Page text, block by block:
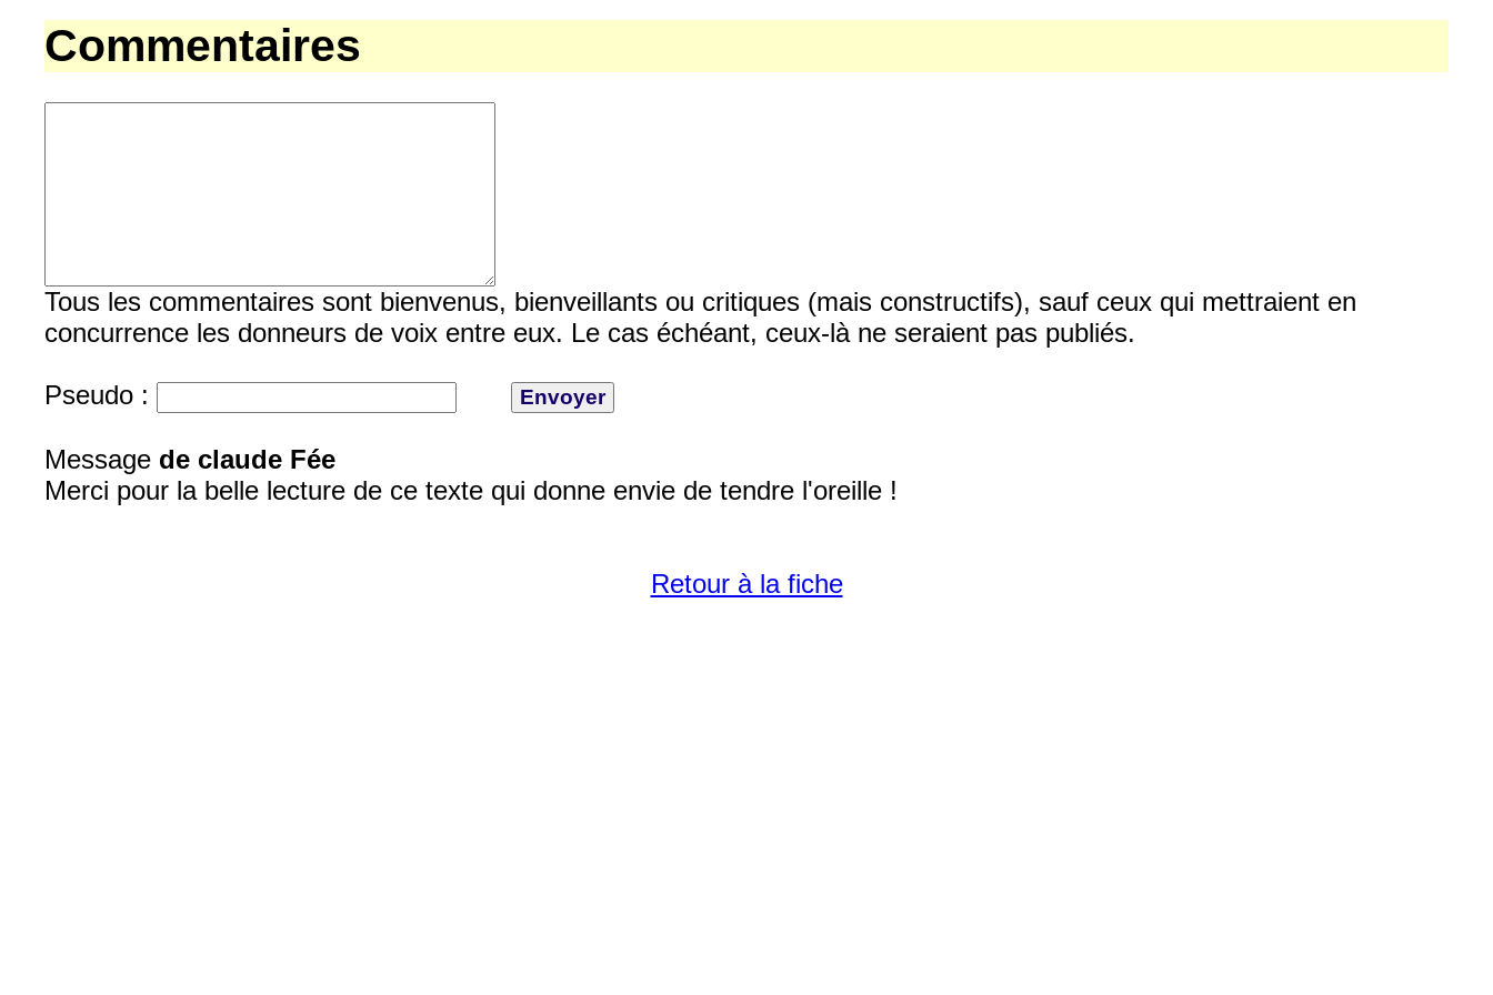
Commentaires
Tous les commentaires sont bienvenus, bienveillants ou critiques (mais constructifs), sauf ceux qui mettraient en
concurrence les donneurs de voix entre eux. Le cas échéant, ceux-là ne seraient pas publiés.
Pseudo :
Message de claude Fée
Merci pour la belle lecture de ce texte qui donne envie de tendre l'oreille !
Retour à la fiche